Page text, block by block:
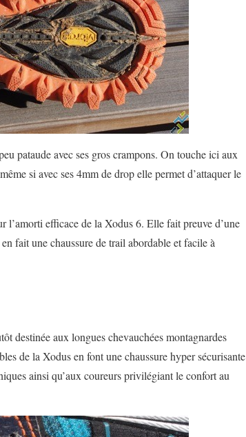
pataude avec ses gros crampons. On touche ici aux
si avec ses 4mm de drop elle permet d’attaquer le
l’amorti efficace de la Xodus 6. Elle fait preuve d’une
fait une chaussure de trail abordable et facile à
destinée aux longues chevauchées montagnardes
de la Xodus en font une chaussure hyper sécurisante
ainsi qu’aux coureurs privilégiant le confort au